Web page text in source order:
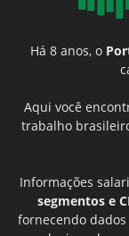
Há 8 anos, o
Aqui você
trabalho
Informações
segmentos e
fornecendo dados